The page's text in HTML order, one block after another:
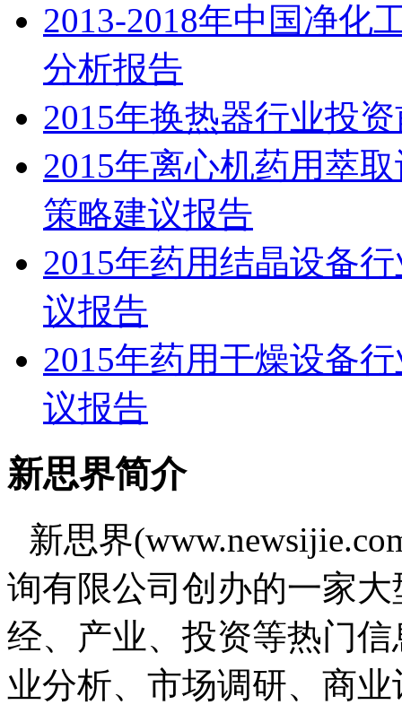
2013-2018年中国净化
分析报告
2015年换热器行业投
2015年离心机药用萃
策略建议报告
2015年药用结晶设备
议报告
2015年药用干燥设备
议报告
新思界简介
新思界
询有限公司创办的一家
经、产业、投资等热门
业分析、市场调研、商